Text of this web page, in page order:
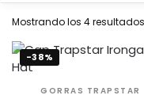
Mostrando los 4 resultados
-38%
GORRAS TRAPSTAR